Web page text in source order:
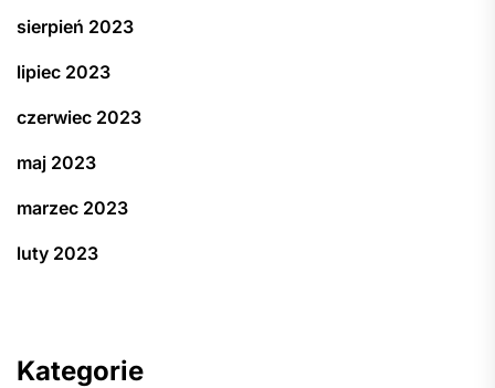
sierpień 2023
lipiec 2023
czerwiec 2023
maj 2023
marzec 2023
luty 2023
Kategorie